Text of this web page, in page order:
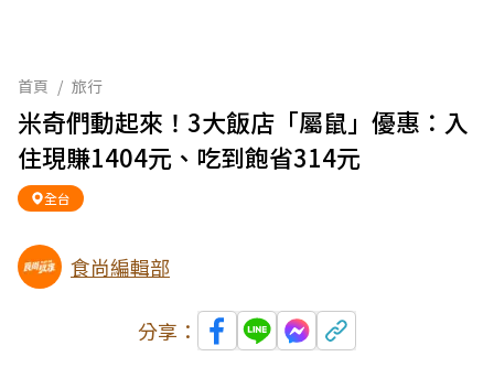
首頁 / 旅行
米奇們動起來！3大飯店「屬鼠」優惠：入
住現賺1404元、吃到飽省314元
全台
食尚編輯部
分享：